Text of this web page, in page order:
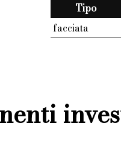
Tipo
facciata